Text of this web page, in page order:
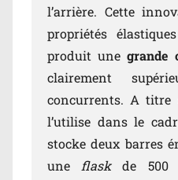
l’arrière. Cette
propriétés
produit unegrande
clairement
concurrents. A titre
l’utilise dans le
stocke deux barres
une flaskde 500